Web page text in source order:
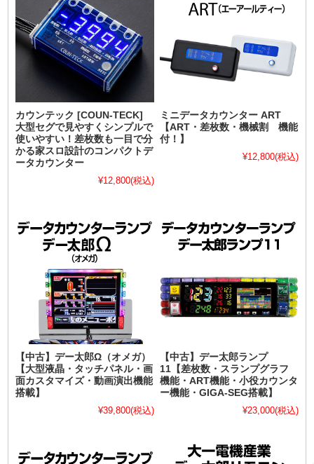
カウンテック [COUN-TECK]
大型セグで見やすくシンプルで
使いやすい！差枚数も一目で分
かる家スロ設計のコンパクトデ
ータカウンター
¥12,800(税込)
ミニデータカウンター ART
【ART・差枚数・機械割 機能
付！】
¥12,800(税込)
【中古】デー太郎Ω（オメガ）
【大型液晶・タッチパネル・画
面カスタマイズ・動画演出機能
搭載】
¥39,800(税込)
【中古】デー太郎ランプ
11【差枚数・スランプグラフ
機能・ART機能・小役カウンタ
ー機能・GIGA-SEG搭載】
¥23,000(税込)